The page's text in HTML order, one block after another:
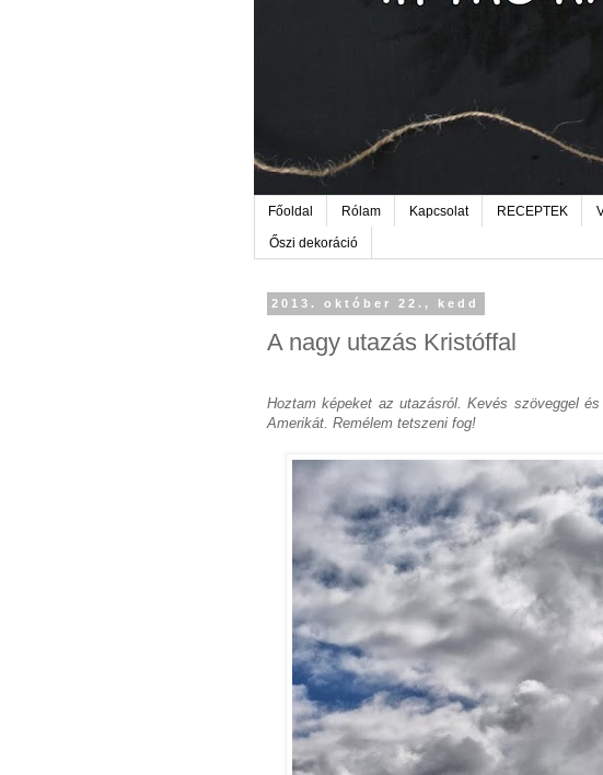
Főoldal Rólam Kapcsolat RECEPTEK
Őszi dekoráció
2013. október 22., kedd
A nagy utazás Kristóffal
Hoztam képeket az utazásról. Kevés szöveggel
Amerikát. Remélem tetszeni fog!